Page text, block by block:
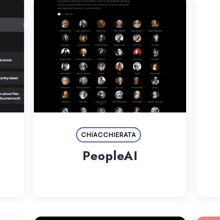
CHIACCHIERATA
PeopleAI